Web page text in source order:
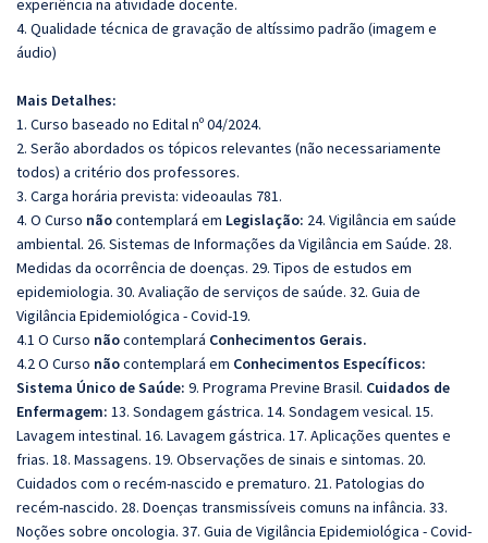
experiência na atividade docente.
4. Qualidade técnica de gravação de altíssimo padrão (imagem e
áudio)
Mais Detalhes:
1. Curso baseado no Edital nº 04/2024.
2. Serão abordados os tópicos relevantes (não necessariamente
todos) a critério dos professores.
3. Carga horária prevista: videoaulas 781.
4. O Curso nãocontemplará em Legislação: 24. Vigilância em saúde
ambiental. 26. Sistemas de Informações da Vigilância em Saúde. 28.
Medidas da ocorrência de doenças. 29. Tipos de estudos em
epidemiologia. 30. Avaliação de serviços de saúde. 32. Guia de
Vigilância Epidemiológica - Covid-19.
4.1 O Curso nãocontemplará Conhecimentos Gerais.
4.2 O Curso nãocontemplará em Conhecimentos Específicos:
Sistema Único de Saúde: 9. Programa Previne Brasil. Cuidados de
Enfermagem: 13. Sondagem gástrica. 14. Sondagem vesical. 15.
Lavagem intestinal. 16. Lavagem gástrica. 17. Aplicações quentes e
frias. 18. Massagens. 19. Observações de sinais e sintomas. 20.
Cuidados com o recém-nascido e prematuro. 21. Patologias do
recém-nascido. 28. Doenças transmissíveis comuns na infância. 33.
Noções sobre oncologia. 37. Guia de Vigilância Epidemiológica - Covid-